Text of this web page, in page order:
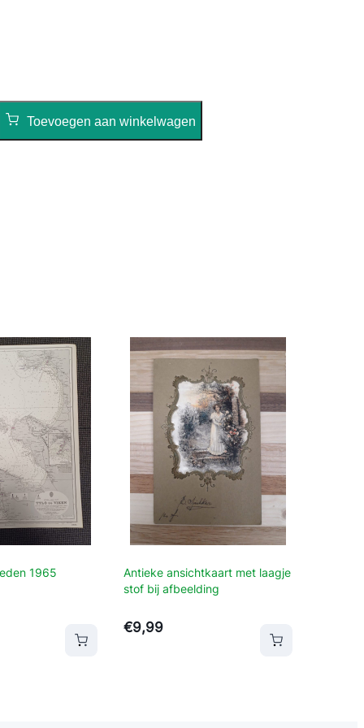
Toevoegen aan winkelwagen
1965
Antieke ansichtkaart met laagje
stof bij afbeelding
€9,99